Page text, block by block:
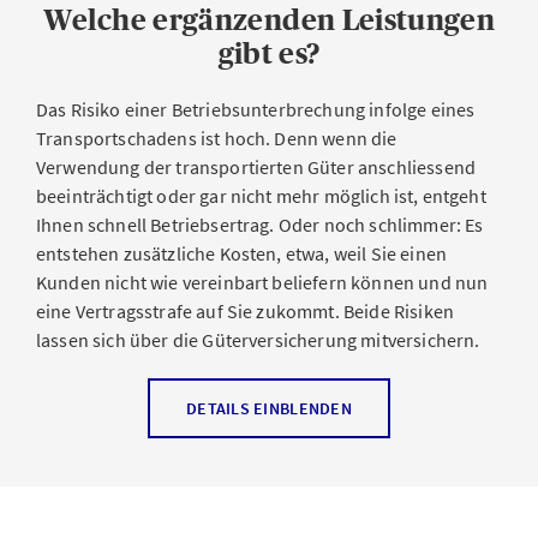
eine umfassende Verkehrshaftungsversicherung schützt
Sie vor den Ansprüchen Dritter und den damit
verbundenen finanziellen Folgen und wehrt
unberechtigte Forderungen ab.
Versicherungsnehmers oder der
Versicherungsnehmerin auf, zu denen es während der
Ausstellungen und Messen, aber auch politische
Gefahren wie Streik, Unruhen, Krieg oder Terrorismus
inbegriffen. Im Fall eines Schadens oder Regresses
übernimmt die AXA zudem die Verhandlungen und
unterstützt Sie mit ihrem weltweiten Netzwerk an
Sachverständigen bei der Schadenfeststellung sowie
der Verhütung weiterer Kosten – Aufwendungen für die
Bergung oder Vernichtung versicherter Güter inklusive.
Versicherte Sachen
Welche ergänzenden Leistungen
gibt es?
Das Risiko einer Betriebsunterbrechung infolge eines
Transportschadens ist hoch. Denn wenn die
Verwendung der transportierten Güter anschliessend
beeinträchtigt oder gar nicht mehr möglich ist, entgeht
Ihnen schnell Betriebsertrag. Oder noch schlimmer: Es
entstehen zusätzliche Kosten, etwa, weil Sie einen
Kunden nicht wie vereinbart beliefern können und nun
eine Vertragsstrafe auf Sie zukommt. Beide Risiken
lassen sich über die Güterversicherung mitversichern.
Betriebsunterbrechungsversicherung
DETAILS EINBLENDEN